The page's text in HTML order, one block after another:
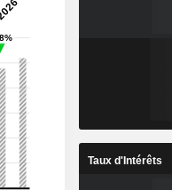
Taux d'Intérêts